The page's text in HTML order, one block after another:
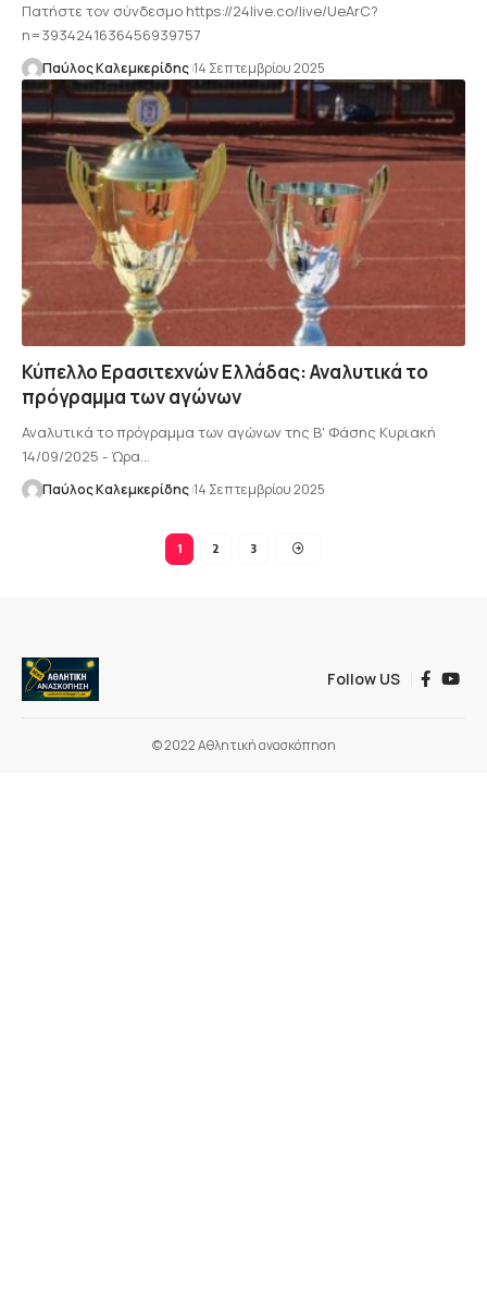
Πατήστε τον σύνδεσμο https://24live.co/live/UeArC?
n=3934241636456939757
Παύλος Καλεμκερίδης 14 Σεπτεμβρίου 2025
Κύπελλο Ερασιτεχνών Ελλάδας: Αναλυτικά το
πρόγραμμα των αγώνων
Αναλυτικά το πρόγραμμα των αγώνων της Β' Φάσης Κυριακή
14/09/2025 - Ώρα…
Παύλος Καλεμκερίδης 14 Σεπτεμβρίου 2025
1 2 3
Follow US
© 2022 Αθλητική ανασκόπηση